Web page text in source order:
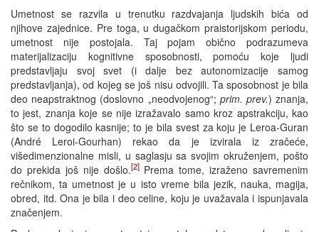
Umetnost se razvila u trenutku razdvajanja ljudskih bića od
njihove zajednice. Pre toga, u dugačkom praistorijskom periodu,
umetnost nije postojala. Taj pojam obično podrazumeva
materijalizaciju kognitivne sposobnosti, pomoću koje ljudi
predstavljaju svoj svet (i dalje bez autonomizacije samog
predstavljanja), od kojeg se još nisu odvojili. Ta sposobnost je bila
deo neapstraktnog (doslovno „neodvojenog“; prim. prev.) znanja,
to jest, znanja koje se nije izražavalo samo kroz apstrakciju, kao
što se to dogodilo kasnije; to je bila svest za koju je Leroa-Guran
(André Leroi-Gourhan) rekao da je izvirala iz zračeće,
višedimenzionalne misli, u saglasju sa svojim okruženjem, pošto
do prekida još nije došlo.[2]Prema tome, izraženo savremenim
rečnikom, ta umetnost je u isto vreme bila jezik, nauka, magija,
obred, itd. Ona je bila i deo celine, koju je uvažavala i ispunjavala
značenjem.